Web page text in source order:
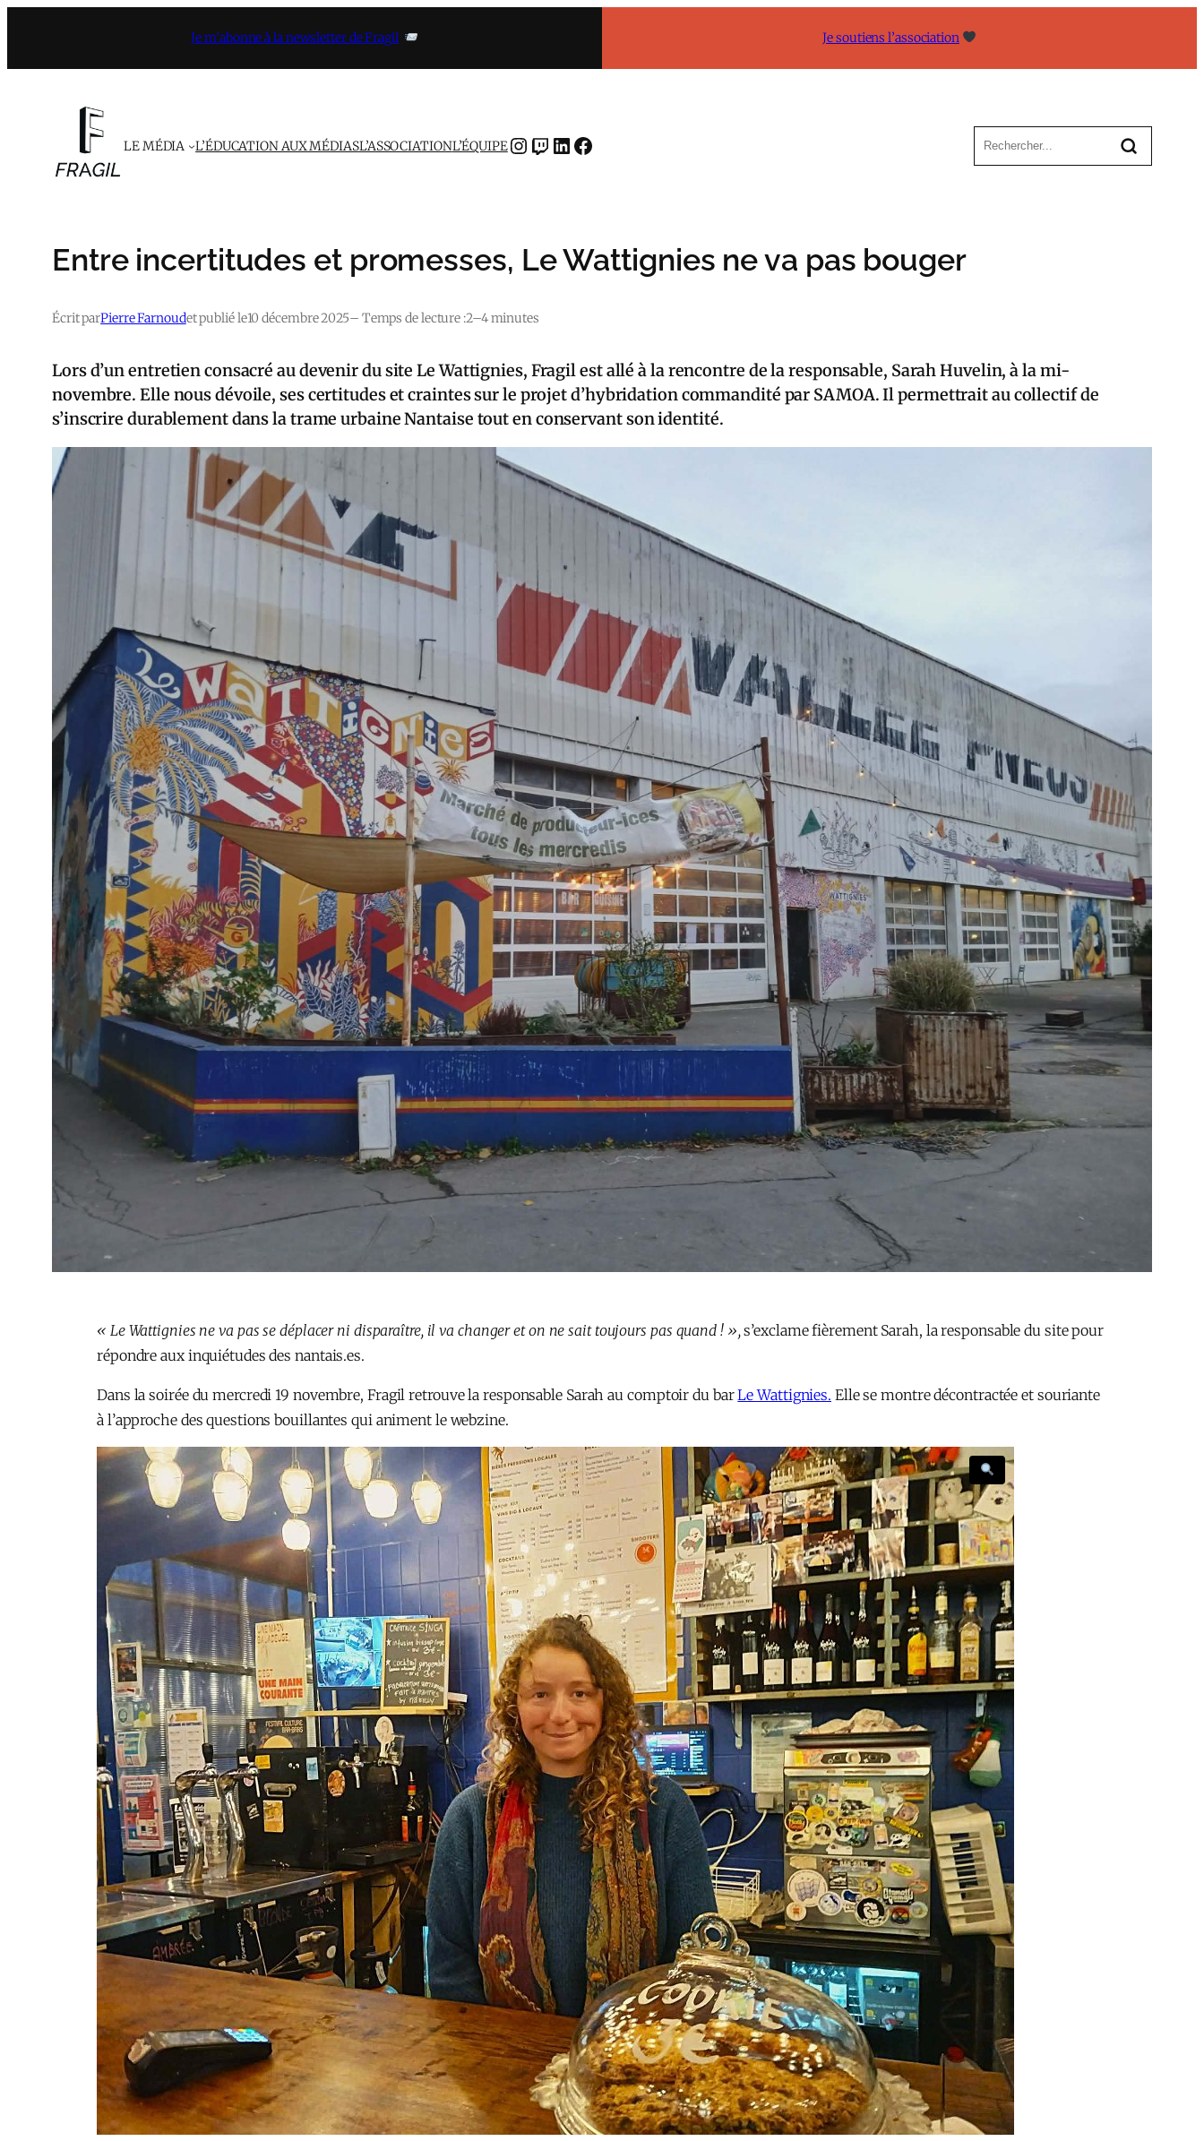
contenu
Je m’abonne à la newsletter de Fragil Je soutiens l’association
LE MÉDIA L’ÉDUCATION AUX MÉDIASL’ASSOCIATIONL’ÉQUIPEINSTAGRAMTWITCH LINKEDIN FACEBOOK
Entre incertitudes et promesses, Le Wattignies ne va pas bouger
Écrit parPierre Farnoudet publié le10 décembre 2025– Temps de lecture :2–4 minutes
Lors d’un entretien consacré au devenir du site Le Wattignies, Fragil est allé à la rencontre de la responsable, Sarah Huvelin, à la mi-
novembre. Elle nous dévoile, ses certitudes et craintes sur le projet d’hybridation commandité par SAMOA. Il permettrait au collectif de
s’inscrire durablement dans la trame urbaine Nantaise tout en conservant son identité.
« Le Wattignies ne va pas se déplacer ni disparaître, il va changer et on ne sait toujours pas quand ! »,s’exclame fièrement Sarah, la responsable du site pour
répondre aux inquiétudes des nantais.es.
Dans la soirée du mercredi 19 novembre, Fragil retrouve la responsable Sarah au comptoir du barLe Wattignies. Elle se montre décontractée et souriante
à l’approche des questions bouillantes qui animent le webzine.